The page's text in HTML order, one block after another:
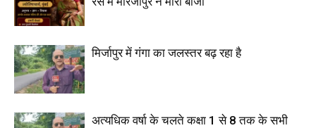
मिर्जापुर में गंगा का जलस्तर बढ़ रहा है
अत्यधिक वर्षा के चलते कक्षा 1 से 8 तक के सभी